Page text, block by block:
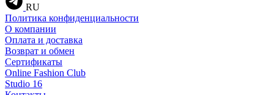
RU
Политика конфиденциальности
О компании
Оплата и доставка
Возврат и обмен
Сертификаты
Online Fashion Club
Studio 16